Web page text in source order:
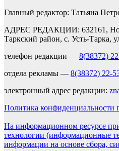
Главный редактор: Татьяна
АДРЕС РЕДАКЦИИ: 632161,
Таркский район, с. Усть-Тарка,
телефон редакции — 8(38372)
отдела рекламы — 8(38372) 22-
электронный адрес редакции:
Политика конфиденциальности
На информационном ресурсе
технологии (информационные
информации на основе сбора,